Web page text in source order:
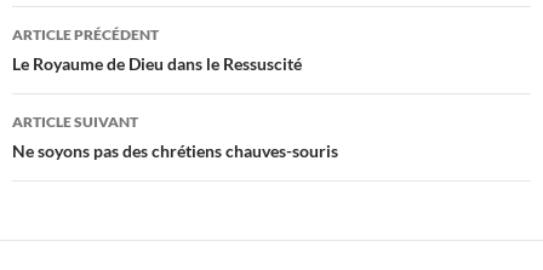
Navigation
des
articles
ARTICLE PRÉCÉDENT
Le Royaume de Dieu dans le Ressuscité
ARTICLE SUIVANT
Ne soyons pas des chrétiens chauves-souris